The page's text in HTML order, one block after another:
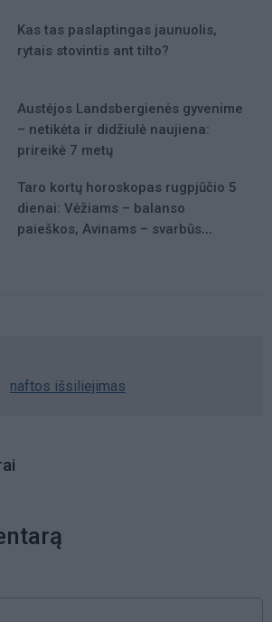
Kas tas paslaptingas jaunuolis,
rytais stovintis ant tilto?
Austėjos Landsbergienės gyvenime
– netikėta ir didžiulė naujiena:
prireikė 7 metų
Taro kortų horoskopas rugpjūčio 5
dienai: Vėžiams – balanso
paieškos, Avinams – svarbūs
naftos išsiliejimas